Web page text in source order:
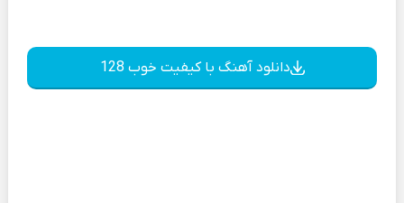
دانلود آهنگ با کیفیت خوب 128